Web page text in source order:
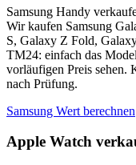
Samsung Handy
Wir kaufen Samsung
S, Galaxy Z Fold,
TM24: einfach das
vorläufigen Preis sehen.
nach Prüfung.
Samsung Wert berechnen
Apple Watch